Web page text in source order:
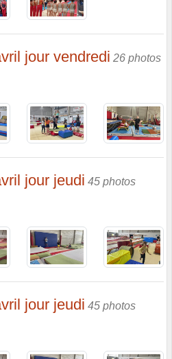
jour vendredi 26 photos
jour jeudi 45 photos
jour jeudi 45 photos